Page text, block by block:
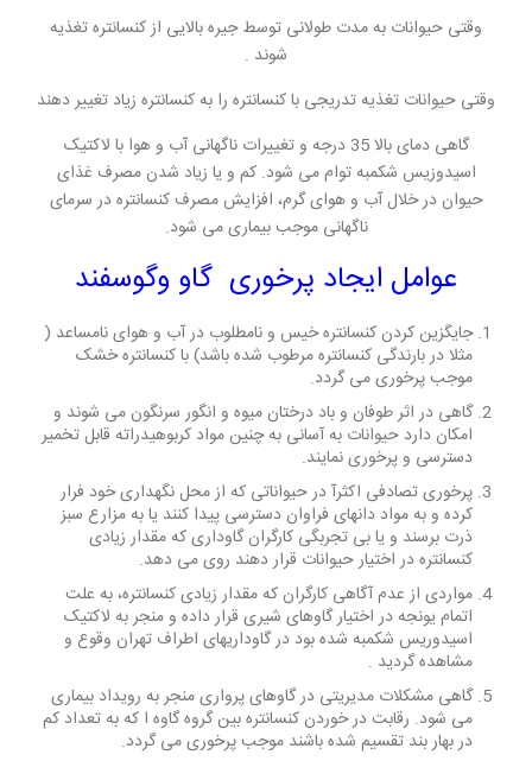
وقتی حیوانات به مدت طولانی توسط جیره بالایی از کنسانتره تغذیه
شوند .
وقتی حیوانات تغذیه تدریجی با کنسانتره را به کنسانتره زیاد تغییر دهند
گاهی دمای بالا 35 درجه و تغییرات ناگهانی آب و هوا با لاکتیک
اسیدوزیس شکمبه توام می شود. کم و یا زیاد شدن مصرف غذای
حیوان در خلال آب و هوای گرم، افزایش مصرف کنسانتره در سرمای
ناگهانی موجب بیماری می شود.
عوامل ایجاد پرخوری گاو وگوسفند
جایگزین کردن کنسانتره خیس و نامطلوب در آب و هوای نامساعد (
مثلا در بارندگی کنسانتره مرطوب شده باشد) با کنسانتره خشک
موجب پرخوری می گردد.
گاهی در اثر طوفان و باد درختان میوه و انگور سرنگون می شوند و
امکان دارد حیوانات به آسانی به چنین مواد کربوهیدراته قابل تخمیر
دسترسی و پرخوری نمایند.
پرخوری تصادفی اکثرآ در حیواناتی که از محل نگهداری خود فرار
کرده و به مواد دانهای فراوان دسترسی پیدا کنند یا به مزارع سبز
ذرت برسند و یا بی تجربگی کارگران گاوداری که مقدار زیادی
کنسانتره در اختیار حیوانات قرار دهند روی می دهد.
مواردی از عدم آگاهی کارگران که مقدار زیادی کنسانتره، به علت
اتمام یونجه در اختیار گاوهای شیری قرار داده و منجر به لاکتیک
اسیدوریس شکمبه شده بود در گاوداریهای اطراف تهران وقوع و
مشاهده گردید .
گاهی مشکلات مدیریتی در گاوهای پرواری منجر به رویداد بیماری
می شود. رقابت در خوردن کنسانتره بین گروه گاوه ا که به تعداد کم
در بهار بند تقسیم شده باشند موجب پرخوری می گردد.